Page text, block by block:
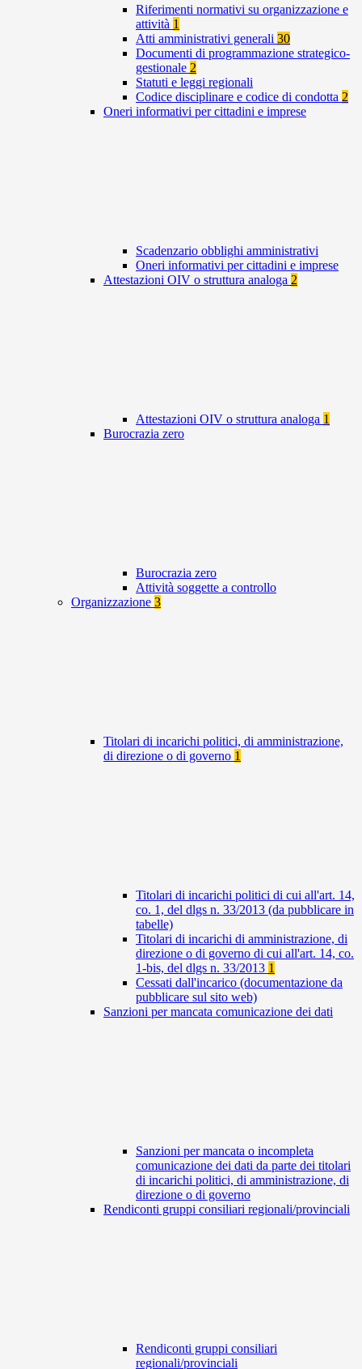
Riferimenti normativi su organizzazione e
attività 1
Atti amministrativi generali 30
Documenti di programmazione strategico-
gestionale 2
Statuti e leggi regionali
Codice disciplinare e codice di condotta 2
Oneri informativi per cittadini e imprese
Scadenzario obblighi amministrativi
Oneri informativi per cittadini e imprese
Attestazioni OIV o struttura analoga 2
Attestazioni OIV o struttura analoga 1
Burocrazia zero
Burocrazia zero
Attività soggette a controllo
Organizzazione 3
Titolari di incarichi politici, di amministrazione,
di direzione o di governo 1
Titolari di incarichi politici di cui all'art. 14,
co. 1, del dlgs n. 33/2013 (da pubblicare in
tabelle)
Titolari di incarichi di amministrazione, di
direzione o di governo di cui all'art. 14, co.
1-bis, del dlgs n. 33/2013 1
Cessati dall'incarico (documentazione da
pubblicare sul sito web)
Sanzioni per mancata comunicazione dei dati
Sanzioni per mancata o incompleta
comunicazione dei dati da parte dei titolari
di incarichi politici, di amministrazione, di
direzione o di governo
Rendiconti gruppi consiliari regionali/provinciali
Rendiconti gruppi consiliari
regionali/provinciali